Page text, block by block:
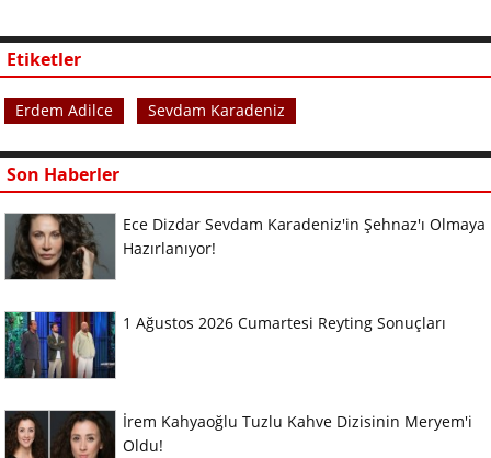
Etiketler
Erdem Adilce Sevdam Karadeniz
Son Haberler
Ece Dizdar Sevdam Karadeniz'in Şehnaz'ı Olmaya
Hazırlanıyor!
1 Ağustos 2026 Cumartesi Reyting Sonuçları
İrem Kahyaoğlu Tuzlu Kahve Dizisinin Meryem'i
Oldu!